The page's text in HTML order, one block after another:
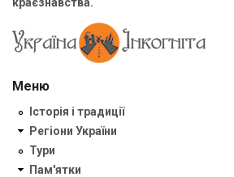
краєзнавства.
Меню
Історія і традиції
Регіони України
Тури
Пам'ятки